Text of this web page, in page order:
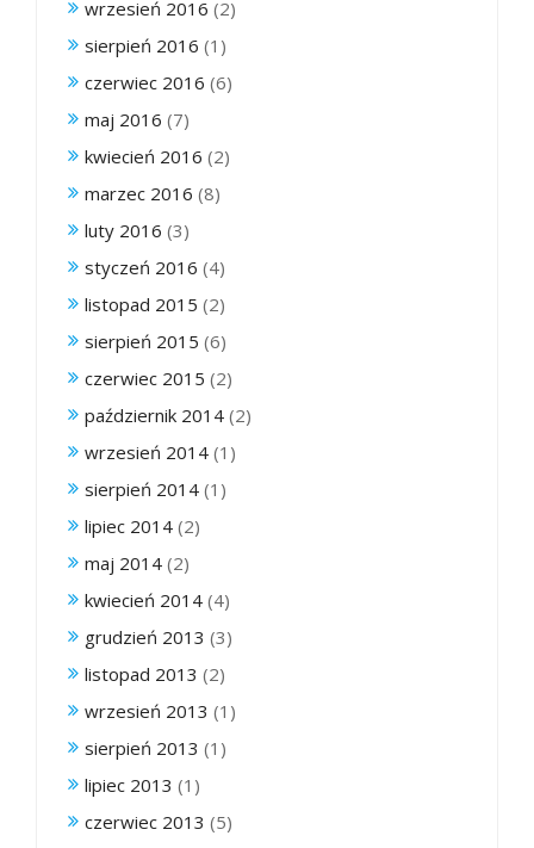
wrzesień 2016 (2)
sierpień 2016 (1)
czerwiec 2016 (6)
maj 2016 (7)
kwiecień 2016 (2)
marzec 2016 (8)
luty 2016 (3)
styczeń 2016 (4)
listopad 2015 (2)
sierpień 2015 (6)
czerwiec 2015 (2)
październik 2014 (2)
wrzesień 2014 (1)
sierpień 2014 (1)
lipiec 2014 (2)
maj 2014 (2)
kwiecień 2014 (4)
grudzień 2013 (3)
listopad 2013 (2)
wrzesień 2013 (1)
sierpień 2013 (1)
lipiec 2013 (1)
czerwiec 2013 (5)